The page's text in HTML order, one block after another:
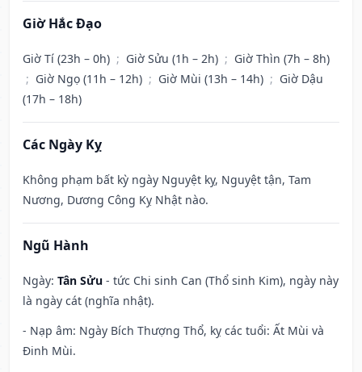
Giờ Hắc Đạo
Giờ Tí (23h – 0h) ; Giờ Sửu (1h – 2h) ; Giờ Thìn (7h – 8h)
; Giờ Ngọ (11h – 12h) ; Giờ Mùi (13h – 14h) ; Giờ Dậu
(17h – 18h)
Các Ngày Kỵ
Không phạm bất kỳ ngày Nguyệt kỵ, Nguyệt tận, Tam
Nương, Dương Công Kỵ Nhật nào.
Ngũ Hành
Ngày: Tân Sửu - tức Chi sinh Can (Thổ sinh Kim), ngày này
là ngày cát (nghĩa nhật).
- Nạp âm: Ngày Bích Thượng Thổ, kỵ các tuổi: Ất Mùi và
Đinh Mùi.